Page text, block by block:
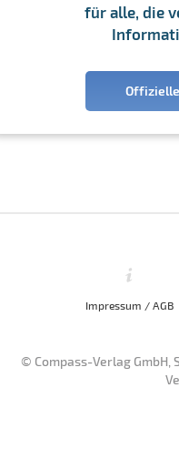
für alle, die
Impressum / AGB
© Compass-Verlag GmbH,